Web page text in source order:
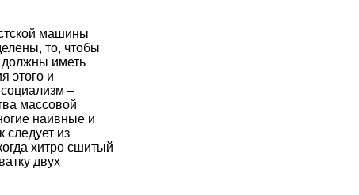
машины
то, чтобы
должны иметь
этого и
–
массовой
наивные и
следует из
хитро сшитый
двух